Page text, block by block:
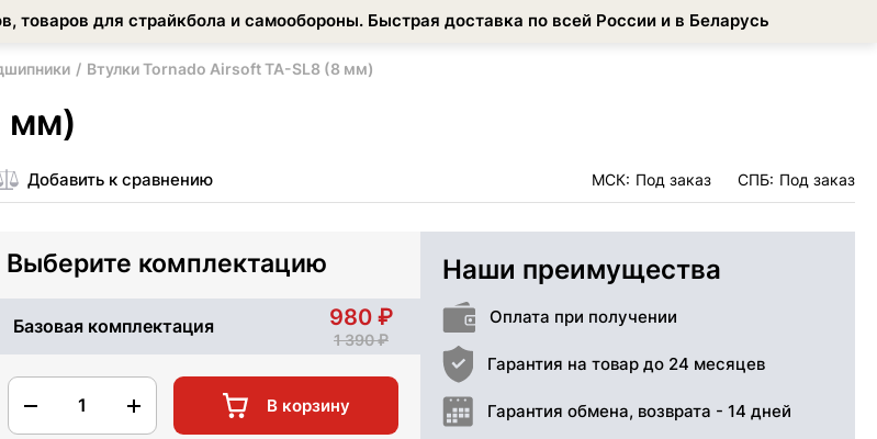
товаров для страйкбола и самообороны. Быстрая доставка по всей России и в Беларусь
Втулки Tornado Airsoft TA-SL8 (8 мм)
мм)
Добавить к сравнению МСК: Под заказ СПБ: Под заказ
Выберите комплектацию
Базовая комплектация 980
1 390
1 В корзину
Наши преимущества
Оплата при получении
Гарантия на товар до 24 месяцев
Гарантия обмена, возврата - 14 дней